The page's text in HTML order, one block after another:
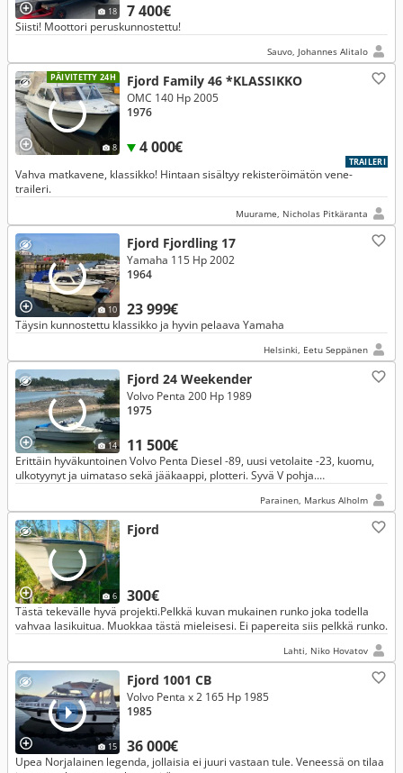
18 7 400€
Siisti! Moottori peruskunnostettu!
Sauvo, Johannes Alitalo
PÄIVITETTY 24H
8
Fjord Family 46 *KLASSIKKO
4 000€
OMC 140 Hp 2005
1976
TRAILERI
Vahva matkavene, klassikko! Hintaan sisältyy rekisteröimätön vene-
traileri.
Muurame, Nicholas Pitkäranta
10
Fjord Fjordling 17
23 999€
Yamaha 115 Hp 2002
1964
Täysin kunnostettu klassikko ja hyvin pelaava Yamaha
Helsinki, Eetu Seppänen
14
Fjord 24 Weekender
11 500€
Volvo Penta 200 Hp 1989
1975
Erittäin hyväkuntoinen Volvo Penta Diesel -89, uusi vetolaite -23, kuomu,
ulkotyynyt ja uimataso sekä jääkaappi, plotteri. Syvä V pohja.
Parainen, Markus Alholm
6
Fjord
300€
Tästä tekevälle hyvä projekti.Pelkkä kuvan mukainen runko joka todella
vahvaa lasikuitua. Muokkaa tästä mieleisesi. Ei papereita siis pelkkä runko.
Lahti, Niko Hovatov
15
Fjord 1001 CB
36 000€
Volvo Penta x 2 165 Hp 1985
1985
Upea Norjalainen legenda, jollaisia ei juuri vastaan tule. Veneessä on tilaa